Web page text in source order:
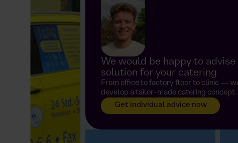
We would be happy to
solution for your catering
From office to factory floor to clinic —
develop a tailor-made catering concept.
Get individual advice now